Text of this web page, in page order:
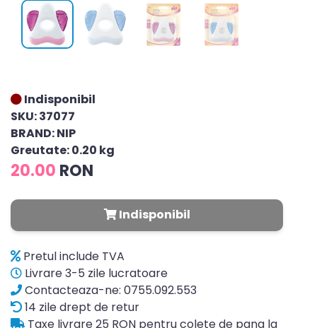
Indisponibil
SKU: 37077
BRAND: NIP
Greutate: 0.20 kg
20.00 RON
Indisponibil
Pretul include TVA
Livrare 3-5 zile lucratoare
Contacteaza-ne: 0755.092.553
14 zile drept de retur
Taxe livrare 25 RON pentru colete de pana la